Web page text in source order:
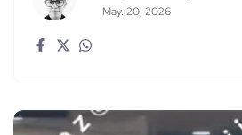
May. 20, 2026